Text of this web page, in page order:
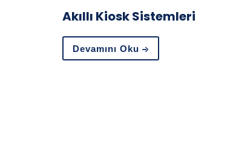
Akıllı Kiosk Sistemleri
Devamını Oku